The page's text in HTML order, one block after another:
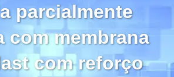
parcialmente
com membrana
com reforço